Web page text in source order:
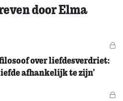
door Elma
over liefdesverdriet:
afhankelijk te zijn’